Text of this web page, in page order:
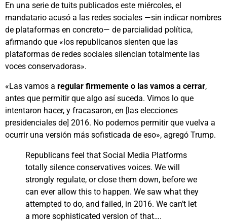
En una serie de tuits publicados este miércoles, el
mandatario acusó a las redes sociales —sin indicar nombres
de plataformas en concreto— de parcialidad política,
afirmando que «los republicanos sienten que las
plataformas de redes sociales silencian totalmente las
voces conservadoras».
«Las vamos a regular firmemente o las vamos a cerrar,
antes que permitir que algo así suceda. Vimos lo que
intentaron hacer, y fracasaron, en [las elecciones
presidenciales de] 2016. No podemos permitir que vuelva a
ocurrir una versión más sofisticada de eso», agregó Trump.
Republicans feel that Social Media Platforms
totally silence conservatives voices. We will
strongly regulate, or close them down, before we
can ever allow this to happen. We saw what they
attempted to do, and failed, in 2016. We can’t let
a more sophisticated version of that….